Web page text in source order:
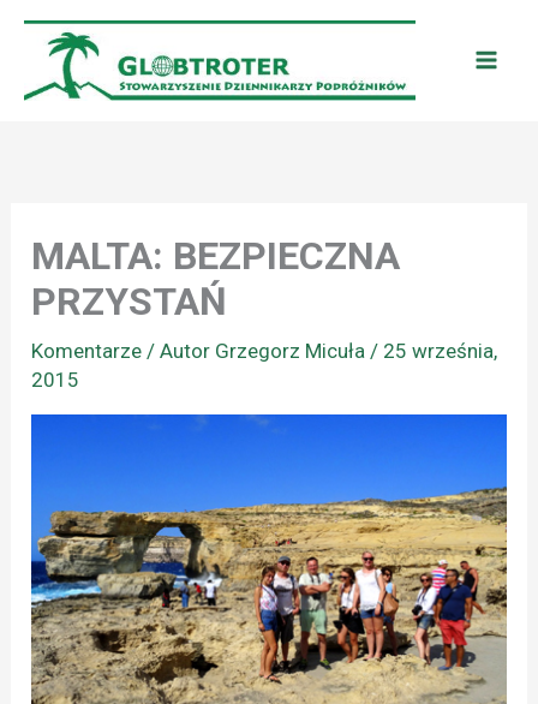
Przejdź
treści
MALTA: BEZPIECZNA
PRZYSTAŃ
Komentarze / Autor Grzegorz Micuła/ 25 września,
2015